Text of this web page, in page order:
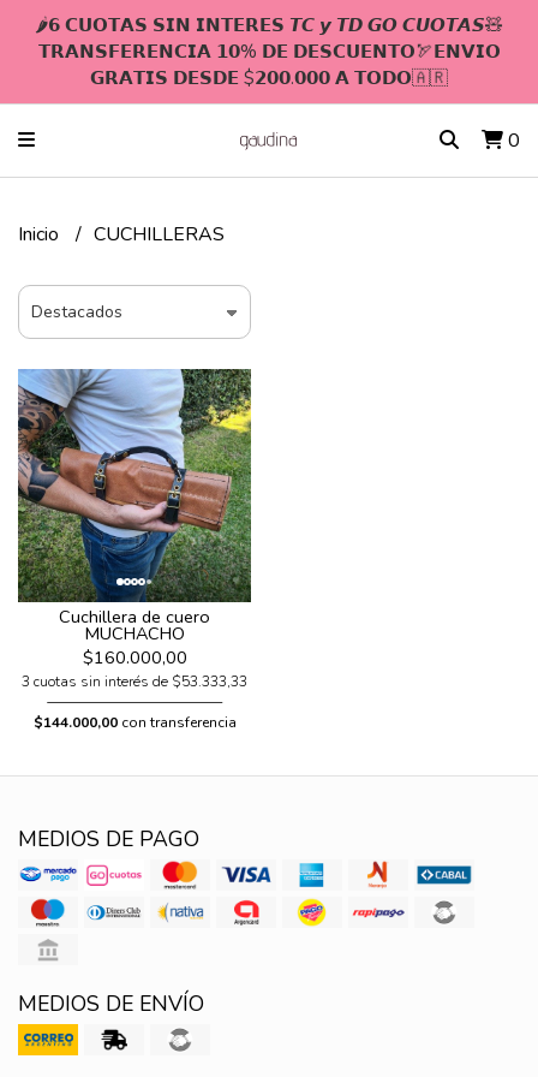
🌶𝟲 𝗖𝗨𝗢𝗧𝗔𝗦 𝗦𝗜𝗡 𝗜𝗡𝗧𝗘𝗥𝗘𝗦 𝙏𝘾 𝙮 𝙏𝘿 𝙂𝙊 𝘾𝙐𝙊𝙏𝘼𝙎🧸
𝗧𝗥𝗔𝗡𝗦𝗙𝗘𝗥𝗘𝗡𝗖𝗜𝗔 𝟭𝟬% 𝗗𝗘 𝗗𝗘𝗦𝗖𝗨𝗘𝗡𝗧𝗢🏹𝗘𝗡𝗩𝗜𝗢
𝗚𝗥𝗔𝗧𝗜𝗦 𝗗𝗘𝗦𝗗𝗘 $𝟮𝟬𝟬.𝟬𝟬𝟬 𝗔 𝗧𝗢𝗗𝗢🇦🇷
0
Inicio CUCHILLERAS
Cuchillera de cuero
MUCHACHO
$160.000,00
3 cuotas sin interés de $53.333,33
$144.000,00con transferencia
MEDIOS DE PAGO
MEDIOS DE ENVÍO